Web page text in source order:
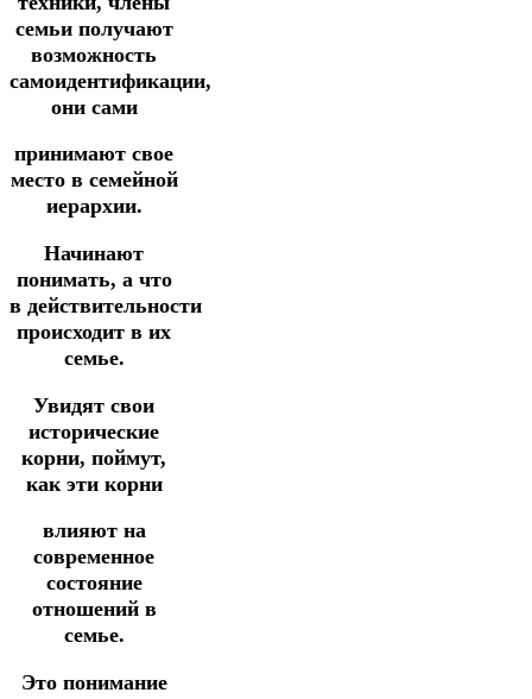
семьи получают
возможность
самоидентификации,
они сами
принимают свое
место в семейной
иерархии.
Начинают
понимать, а что
в действительности
происходит в их
семье.
Увидят свои
исторические
корни, поймут,
как эти корни
влияют на
современное
состояние
отношений в
семье.
Это понимание